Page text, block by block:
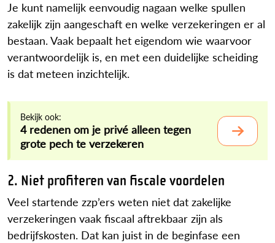
Je kunt namelijk eenvoudig nagaan welke spullen
zakelijk zijn aangeschaft en welke verzekeringen er al
bestaan. Vaak bepaalt het eigendom wie waarvoor
verantwoordelijk is, en met een duidelijke scheiding
is dat meteen inzichtelijk.
Bekijk ook:
4 redenen om je privé alleen tegen
grote pech te verzekeren
2. Niet profiteren van fiscale voordelen
Veel startende zzp’ers weten niet dat zakelijke
verzekeringen vaak fiscaal aftrekbaar zijn als
bedrijfskosten. Dat kan juist in de beginfase een